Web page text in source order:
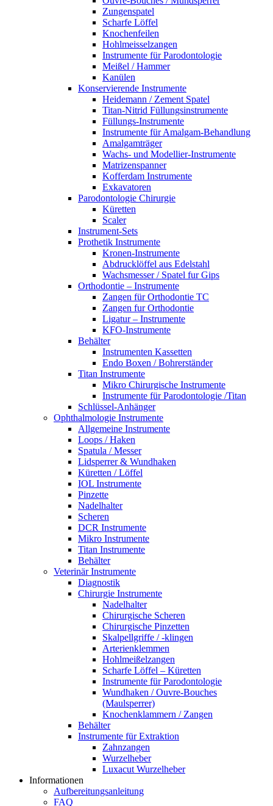
Zungenspatel
Scharfe Löffel
Knochenfeilen
Hohlmeisselzangen
Instrumente für Parodontologie
Meißel / Hammer
Kanülen
Konservierende Instrumente
Heidemann / Zement Spatel
Titan-Nitrid Füllungsinstrumente
Füllungs-Instrumente
Instrumente für Amalgam-Behandlung
Amalgamträger
Wachs- und Modellier-Instrumente
Matrizenspanner
Kofferdam Instrumente
Exkavatoren
Parodontologie Chirurgie
Küretten
Scaler
Instrument-Sets
Prothetik Instrumente
Kronen-Instrumente
Abdrucklöffel aus Edelstahl
Wachsmesser / Spatel fur Gips
Orthodontie – Instrumente
Zangen für Orthodontie TC
Zangen fur Orthodontie
Ligatur – Instrumente
KFO-Instrumente
Behälter
Instrumenten Kassetten
Endo Boxen / Bohrerständer
Titan Instrumente
Mikro Chirurgische Instrumente
Instrumente für Parodontologie /Titan
Schlüssel-Anhänger
Ophthalmologie Instrumente
Allgemeine Instrumente
Loops / Haken
Spatula / Messer
Lidsperrer & Wundhaken
Küretten / Löffel
IOL Instrumente
Pinzette
Nadelhalter
Scheren
DCR Instrumente
Mikro Instrumente
Titan Instrumente
Behälter
Veterinär Instrumente
Diagnostik
Chirurgie Instrumente
Nadelhalter
Chirurgische Scheren
Chirurgische Pinzetten
Skalpellgriffe / -klingen
Arterienklemmen
Hohlmeißelzangen
Scharfe Löffel – Küretten
Instrumente für Parodontologie
Wundhaken / Ouvre-Bouches
(Maulsperrer)
Knochenklammern / Zangen
Behälter
Instrumente für Extraktion
Zahnzangen
Wurzelheber
Luxacut Wurzelheber
Informationen
Aufbereitungsanleitung
FAQ